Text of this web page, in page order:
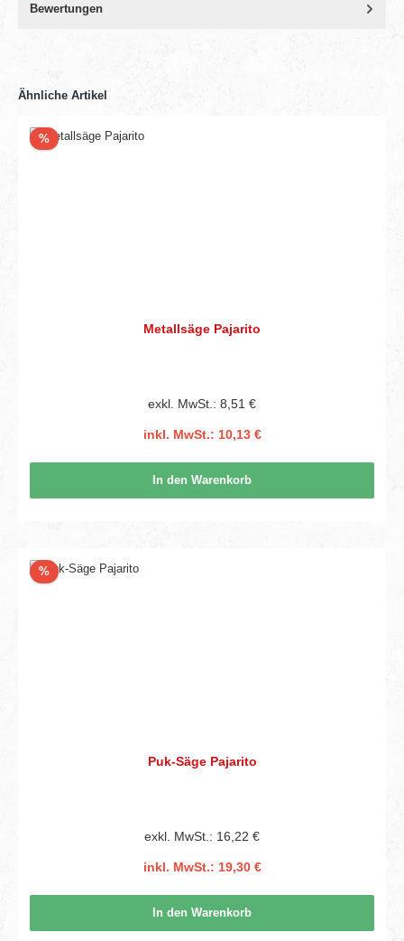
Bewertungen
Ähnliche Artikel
%Rabatt
Metallsäge Pajarito
exkl. MwSt.: 8,51 €
inkl. MwSt.: 10,13 €
In den Warenkorb
%Rabatt
Puk-Säge Pajarito
exkl. MwSt.: 16,22 €
inkl. MwSt.: 19,30 €
In den Warenkorb